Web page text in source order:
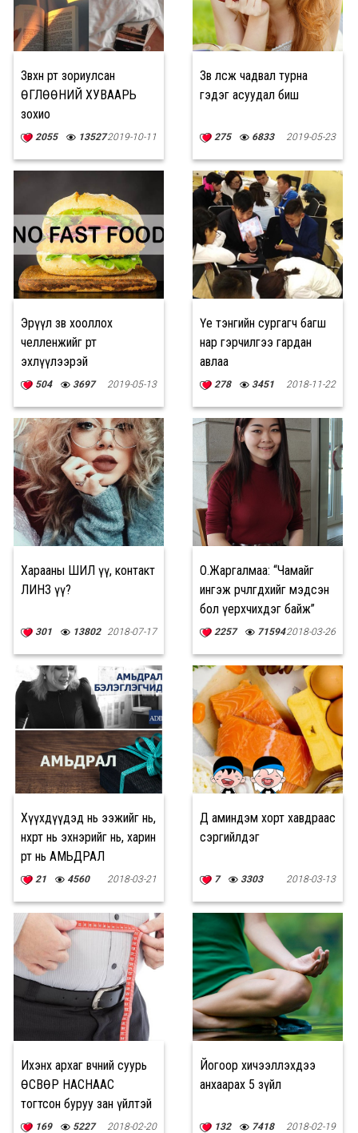
Зөвхөн өөртөө зориулсан
ӨГЛӨӨНИЙ ХУВААРЬ
зохио
2055 135272019-10-11
Зөв өлсөж чадвал турна
гэдэг асуудал биш
275 6833 2019-05-23
Эрүүл зөв хооллох
челленжийг өөртөө
эхлүүлээрэй
504 3697 2019-05-13
Үе тэнгийн сургагч багш
нар гэрчилгээ гардан
авлаа
278 3451 2018-11-22
Харааны ШИЛ үү, контакт
ЛИНЗ үү?
301 13802 2018-07-17
О.Жаргалмаа: “Чамайг
ингэж өөрчлөгдөхийг мэдсэн
бол үерхчихдэг байж”
гэж хэлсэн ч хүн бий
2257 715942018-03-26
Хүүхдүүдэд нь ээжийг нь,
нөхөрт нь эхнэрийг нь, харин
өөрт нь АМЬДРАЛ
бэлэглэжээ
21 4560 2018-03-21
Д аминдэм хорт хавдраас
сэргийлдэг
7 3303 2018-03-13
Ихэнх архаг өвчний суурь
ӨСВӨР НАСНААС
тогтсон буруу зан үйлтэй
холбоотой
169 5227 2018-02-20
Йогоор хичээллэхдээ
анхаарах 5 зүйл
132 7418 2018-02-19